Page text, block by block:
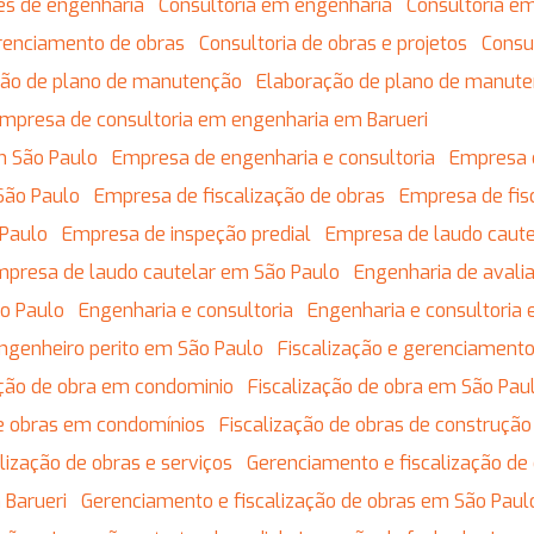
de engenharia Consultoria em engenharia
Consultoria
de obras
Consultoria de obras e projetos
de plano de manutenção
Elaboração de plano de
Empresa de consultoria em engenharia em Barueri
São Paulo
Empresa de engenharia e consultoria
Paulo
Empresa de fiscalização de obras
Empresa de
Empresa de inspeção predial
Empresa de laudo
de laudo cautelar em São Paulo
Engenharia de
Paulo
Engenharia e consultoria
Engenharia e consultoria
perito em São Paulo
Fiscalização e
de obra em condominio
Fiscalização de obra em São
obras em condomínios
Fiscalização de obras de
de obras e serviços
Gerenciamento e fiscalização
Gerenciamento e fiscalização de obras em São